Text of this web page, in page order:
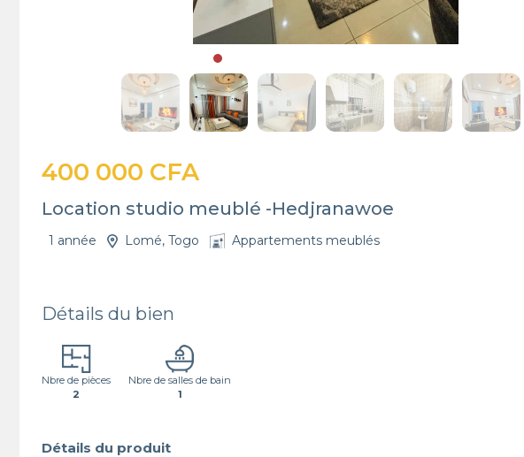
400 000 CFA
Location studio meublé -Hedjranawoe
1 année Lomé, Togo Appartements meublés
Détails du bien
Nbre de pièces
2
Nbre de salles de bain
1
Détails du produit